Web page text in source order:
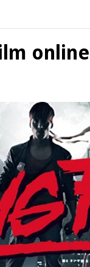
online